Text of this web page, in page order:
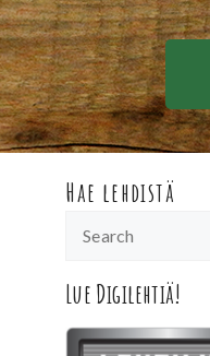
Hae lehdistä
Lue Digilehtiä!